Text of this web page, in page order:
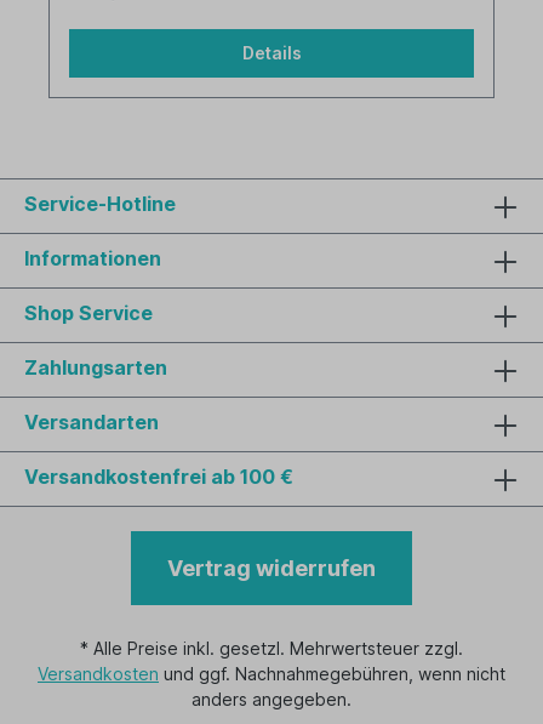
Details
Service-Hotline
Informationen
Shop Service
Zahlungsarten
Versandarten
Versandkostenfrei ab 100 €
Vertrag widerrufen
* Alle Preise inkl. gesetzl. Mehrwertsteuer zzgl.
Versandkosten und ggf. Nachnahmegebühren, wenn nicht
anders angegeben.